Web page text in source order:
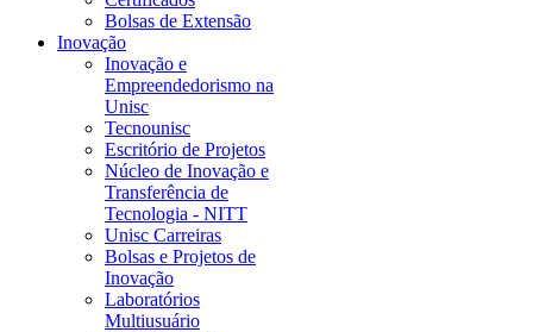
Bolsas de Extensão
Inovação
Inovação e
Empreendedorismo na
Unisc
Tecnounisc
Escritório de Projetos
Núcleo de Inovação e
Transferência de
Tecnologia - NITT
Unisc Carreiras
Bolsas e Projetos de
Inovação
Laboratórios
Multiusuário